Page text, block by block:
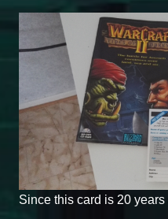
Since this card is 20